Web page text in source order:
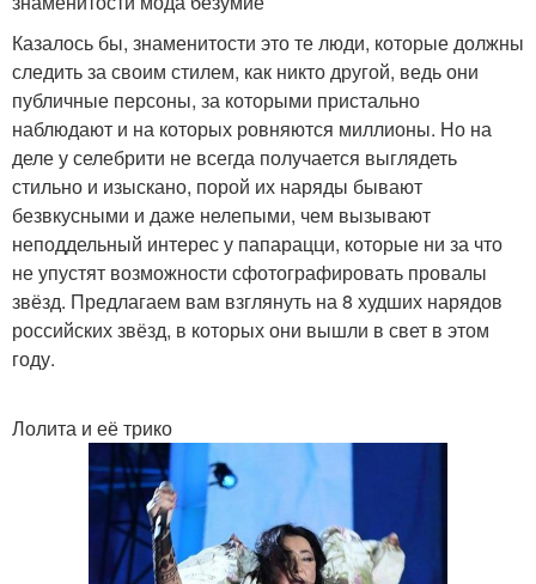
Казалось бы, знаменитости это те люди, которые должны
следить за своим стилем, как никто другой, ведь они
публичные персоны, за которыми пристально
наблюдают и на которых ровняются миллионы. Но на
деле у селебрити не всегда получается выглядеть
стильно и изыскано, порой их наряды бывают
безвкусными и даже нелепыми, чем вызывают
неподдельный интерес у папарацци, которые ни за что
не упустят возможности сфотографировать провалы
звёзд. Предлагаем вам взглянуть на 8 худших нарядов
российских звёзд, в которых они вышли в свет в этом
году.
Лолита и её трико